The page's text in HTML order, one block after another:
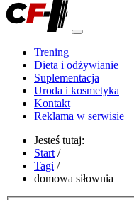
Trening
Dieta i odżywianie
Suplementacja
Uroda i kosmetyka
Kontakt
Reklama w serwisie
Jesteś tutaj:
Start /
Tagi /
domowa siłownia